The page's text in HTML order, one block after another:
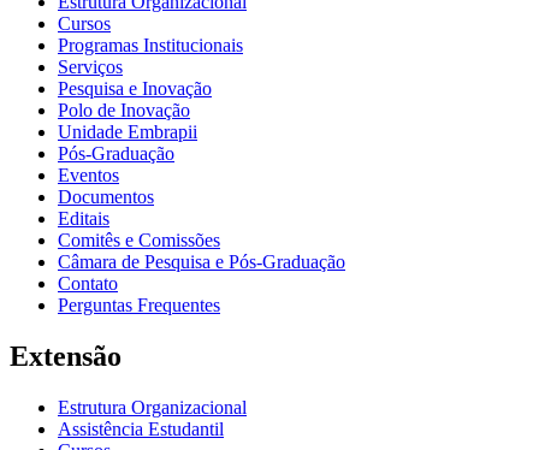
Cursos
Programas Institucionais
Serviços
Pesquisa e Inovação
Polo de Inovação
Unidade Embrapii
Pós-Graduação
Eventos
Documentos
Editais
Comitês e Comissões
Câmara de Pesquisa e Pós-Graduação
Contato
Perguntas Frequentes
Extensão
Estrutura Organizacional
Assistência Estudantil